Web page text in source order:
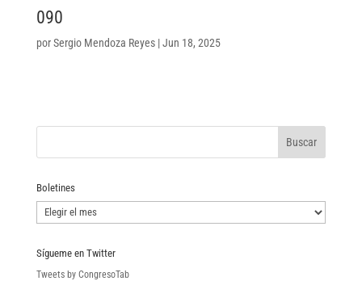
090
porSergio Mendoza Reyes|Jun 18, 2025
Boletines
Boletines
Sígueme en Twitter
Tweets by CongresoTab